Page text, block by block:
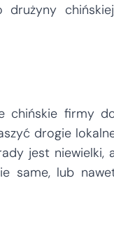
drużyny
chińskie firmy
drogie
jest niewielki,
same, lub